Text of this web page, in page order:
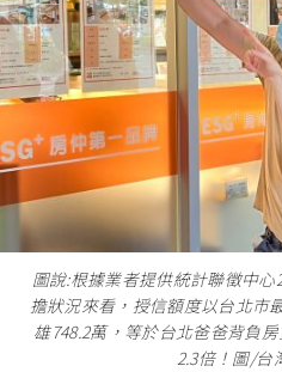
圖說:根據業者提供統計聯徵中
擔狀況來看，授信額度以台北市
雄748.2萬，等於台北爸爸背負
2.3倍！圖/台